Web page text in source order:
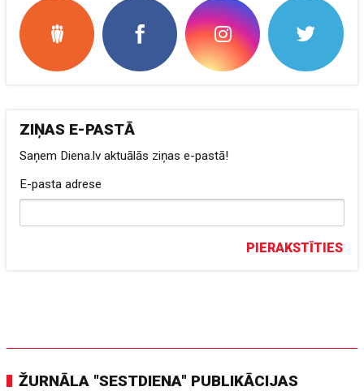
ZIŅAS E-PASTĀ
Saņem Diena.lv aktuālās ziņas e-pastā!
E-pasta adrese
PIERAKSTĪTIES
ŽURNĀLA "SESTDIENA" PUBLIKĀCIJAS